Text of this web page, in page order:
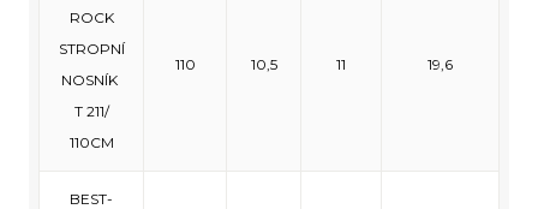
ROCK
STROPNÍ
NOSNÍK
T 211/
110CM
110 10,5 11 19,6
BEST-